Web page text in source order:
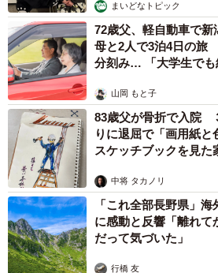
まいどなトピック
72歳父、軽自動車で
母と2人で3泊4日の旅
分刻み… 「大学生でも
山岡 もと子
83歳父が骨折で入院
りに退屈で「画用紙
スケッチブックを見た
中将 タカノリ
「これ全部長野県」
に感動と反響「離れて
だって気づいた」
行橋 友